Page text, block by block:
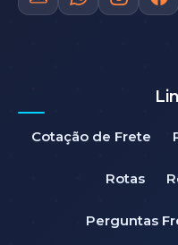
Cotação de Frete
Rotas
Perguntas